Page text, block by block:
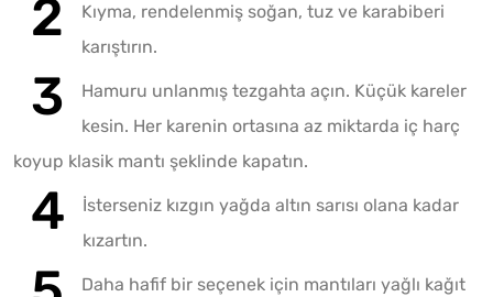
Kıyma, rendelenmiş soğan, tuz ve karabiberi
karıştırın.
Hamuru unlanmış tezgahta açın. Küçük kareler
kesin. Her karenin ortasına az miktarda iç harç
koyup klasik mantı şeklinde kapatın.
İsterseniz kızgın yağda altın sarısı olana kadar
kızartın.
Daha hafif bir seçenek için mantıları yağlı kağıt